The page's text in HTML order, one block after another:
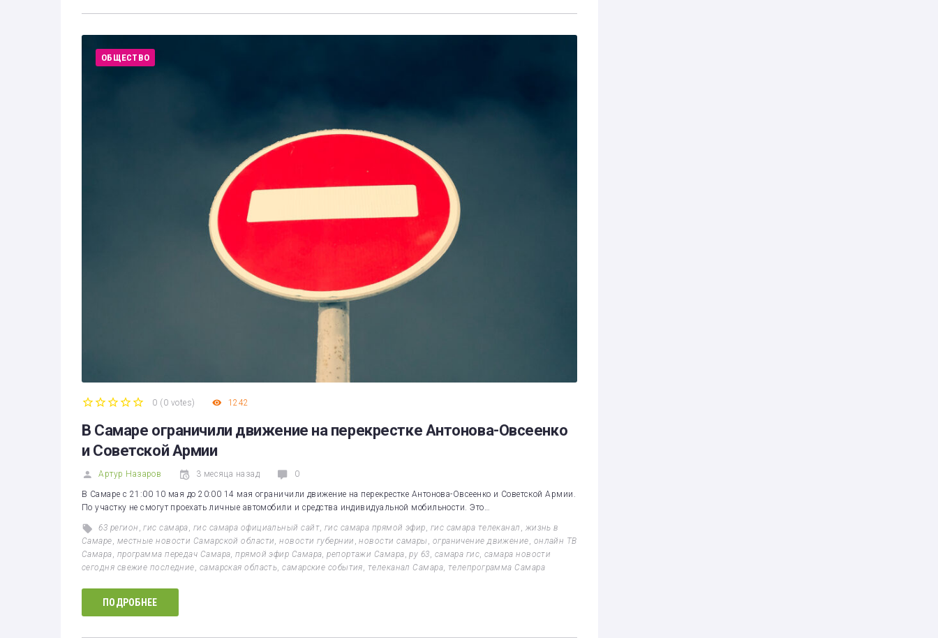
ОБЩЕСТВО
0 ( 0 votes) 1242
В Самаре ограничили движение на перекрестке Антонова-Овсеенко
и Советской Армии
Артур Назаров 3 месяца назад 0
В Самаре с 21:00 10 мая до 20:00 14 мая ограничили движение на перекрестке Антонова-Овсеенко и Советской Армии.
По участку не смогут проехать личные автомобили и средства индивидуальной мобильности. Это…
63 регион ,гис самара, гис самара официальный сайт, гис самара прямой эфир, гис самара телеканал , жизнь в
Самаре, местные новости Самарской области,новости губернии ,новости самары , ограничение движение, онлайн ТВ
Самара, программа передач Самара,прямой эфир Самара,репортажи Самара,ру 63, самара гис,самара новости
сегодня свежие последние, самарская область,самарские события, телеканал Самара, телепрограмма Самара
ПОДРОБНЕЕ